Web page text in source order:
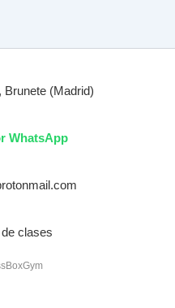
Brunete (Madrid)
WhatsApp
clases